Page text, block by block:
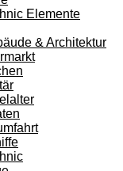
Elemente
& Architektur